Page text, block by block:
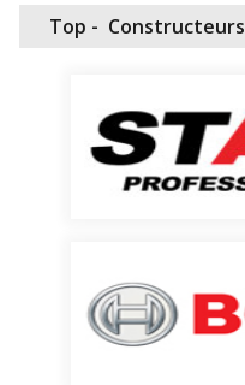
Top - Constructeurs